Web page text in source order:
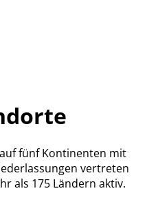
fünf Kontinenten mit
vertreten
als 175 Ländern aktiv.